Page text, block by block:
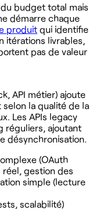
budget total mais
démarre chaque
produit qui identifie
itérations livrables,
pas de valeur
API métier) ajoute
la qualité de la
Les APIs legacy
réguliers, ajoutant
désynchronisation.
(OAuth
gestion des
simple (lecture
scalabilité)